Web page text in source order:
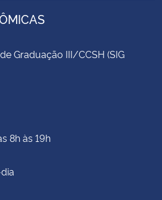
Graduação III/CCSH (SIG
8h às 19h